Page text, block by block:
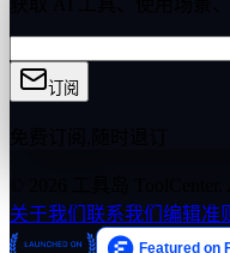
订阅
关于我们 联系我们 编辑准